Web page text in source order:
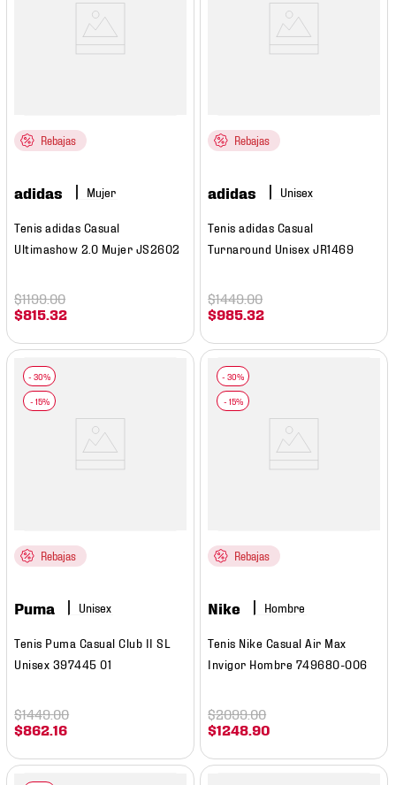
Rebajas
adidas Mujer
Tenis adidas Casual
Ultimashow 2.0 Mujer JS2602
$815 .32
$1199.00
Rebajas
adidas
Tenis adidas Casual
Turnaround Unisex JR1469
$985 .32
$1449.00
Rebajas
Puma
Tenis Puma Casual Club II SL
Unisex 397445 01
$862 .16
$1449.00
Rebajas
Nike Hombre
Tenis Nike Casual Air Max
Invigor Hombre 749680-006
$1248 .90
$2099.00